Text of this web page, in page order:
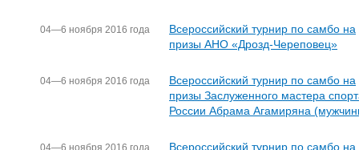
04—6 ноября 2016 года
Всероссийский турнир по самбо на
призы АНО «Дрозд-Череповец»
04—6 ноября 2016 года
Всероссийский турнир по самбо на
призы Заслуженного мастера
России Абрама Агамиряна
04—6 ноября 2016 года
Всероссийский турнир по самбо на